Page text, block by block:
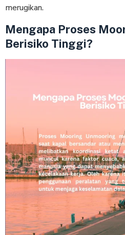
merugikan.
Mengapa Proses
Berisiko Tinggi?